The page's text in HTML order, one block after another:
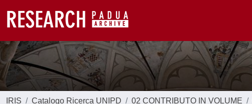
IRIS Catalogo Ricerca UNIPD 02 CONTRIBUTO IN VOLUME